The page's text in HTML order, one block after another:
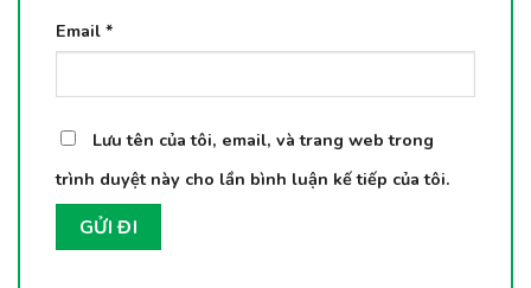
Email *
Lưu tên của tôi, email, và trang web trong
trình duyệt này cho lần bình luận kế tiếp của tôi.